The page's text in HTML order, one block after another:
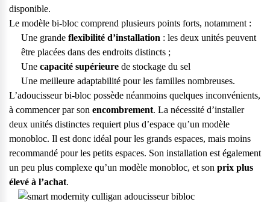
disponible.
Le modèle bi-bloc comprend plusieurs points forts, notamment :
Une grande flexibilité d’installation : les deux unités peuvent
être placées dans des endroits distincts ;
Une capacité supérieure de stockage du sel
Une meilleure adaptabilité pour les familles nombreuses.
L’adoucisseur bi-bloc possède néanmoins quelques inconvénients,
à commencer par son encombrement. La nécessité d’installer
deux unités distinctes requiert plus d’espace qu’un modèle
monobloc. Il est donc idéal pour les grands espaces, mais moins
recommandé pour les petits espaces. Son installation est également
un peu plus complexe qu’un modèle monobloc, et son prix plus
élevé à l’achat.